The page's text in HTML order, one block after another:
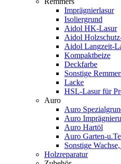
Imprägnierlasur
Isoliergrund
Aidol HK-Lasur
Aidol
Aidol Langzeit-
Kompaktbeize
Deckfarbe
Sonstige
Lacke
HSL-Lasur für
Auro
Auro
Auro
Auro Hartöl
Auro Garten-
Sonstige
Holzreparatur